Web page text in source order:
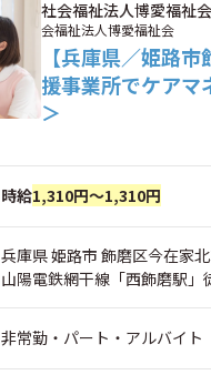
社会福祉法人博愛福祉
会福祉法人博愛福祉会
【兵庫県／姫路
援事業所でケアマ
＞
時給1,310円～1,310円
兵庫県 姫路市 飾磨区今在家
山陽電鉄網干線「西飾磨駅」
非常勤・パート・アルバイト